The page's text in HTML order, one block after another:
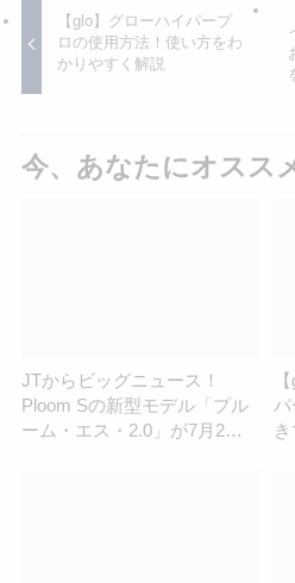
【glo】グローハイパープ
ロの使用方法！使い方をわ
かりやすく解説
今、あなたにオスス
JTからビッグニュース！
Ploom Sの新型モデル「プル
ーム・エス・2.0」が7月2日